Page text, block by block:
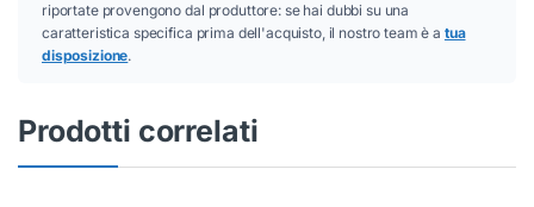
riportate provengono dal produttore: se hai dubbi su una
caratteristica specifica prima dell'acquisto, il nostro team è a tua
disposizione.
Prodotti correlati